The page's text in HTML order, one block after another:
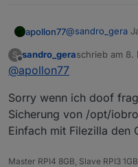
apollon77@sandro_gera
controller
backup :-)
Wobei ich
Es gab einen
nur mit Nodejs
S
Offline
sandro_geraschrieb am 8.
zuletzt
@apollon77
Sorry wenn ich doof
Sicherung von /opt/
Einfach mit Filezilla den
Master RPI4 8GB, Slave RPI3 1GB